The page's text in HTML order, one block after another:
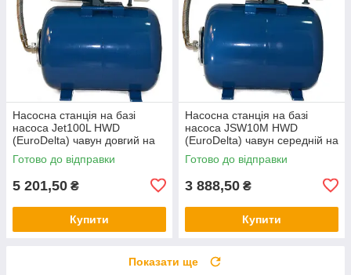
Насосна станція на базі
насоса Jet100L HWD
(EuroDelta) чавун довгий на
баку 50л (гарантія 2 роки)
Готово до відправки
5 201,50 ₴
Купити
Насосна станція на базі
насоса JSW10M HWD
(EuroDelta) чавун середній на
баку 50л (гарантія 2 роки)
Готово до відправки
3 888,50 ₴
Купити
Показати ще